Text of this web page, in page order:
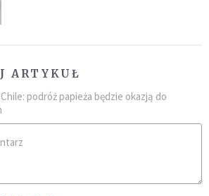
ARTYKUŁ
podróż papieża będzie okazją do